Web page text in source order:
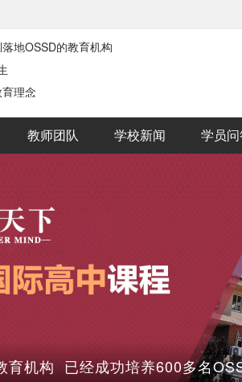
地OSSD的教育机构
理念
教师团队 学校新闻 学员问
育机构 已经成功培养600多名